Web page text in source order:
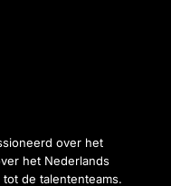
over het
het Nederlands
de talententeams.